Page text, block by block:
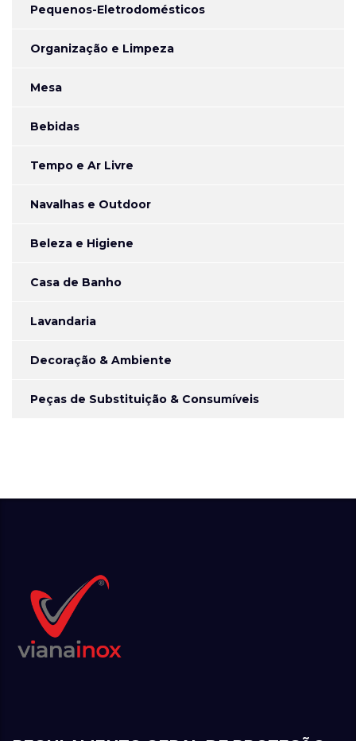
Pequenos-Eletrodomésticos
Organização e Limpeza
Mesa
Bebidas
Tempo e Ar Livre
Navalhas e Outdoor
Beleza e Higiene
Casa de Banho
Lavandaria
Decoração & Ambiente
Peças de Substituição & Consumíveis